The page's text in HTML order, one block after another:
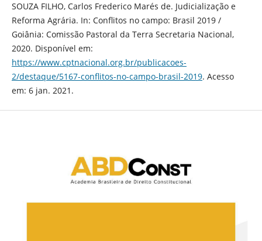
SOUZA FILHO, Carlos Frederico Marés de. Judicialização e
Reforma Agrária. In: Conflitos no campo: Brasil 2019 /
Goiânia: Comissão Pastoral da Terra Secretaria Nacional,
2020. Disponível em:
https://www.cptnacional.org.br/publicacoes-
2/destaque/5167-conflitos-no-campo-brasil-2019. Acesso
em: 6 jan. 2021.